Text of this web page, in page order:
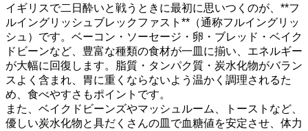
イギリスで二日酔いと戦うときに最初に思いつくのが、**フ
ルイングリッシュブレックファスト**（通称フルイングリッ
シュ）です。ベーコン・ソーセージ・卵・ブレッド・ベイク
ドビーンなど、豊富な種類の食材が一皿に揃い、エネルギー
が大幅に回復します。脂質・タンパク質・炭水化物がバラン
スよく含まれ、胃に重くならないよう温かく調理されるた
め、食べやすさもポイントです。
また、ベイクドビーンズやマッシュルーム、トーストなど、
優しい炭水化物と具だくさんの皿で血糖値を安定させ、体力